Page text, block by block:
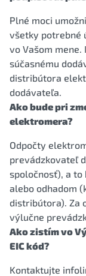
Plné moci
všetky potrebné
vo Vašom mene.
súčasnému
distribútora
dodávateľa.
Ako bude pri
elektromera?
Odpočty
prevádzkovateľ
spoločnosť), a
alebo odhadom
distribútora). Za
výlučne
Ako zistím vo
EIC kód?
Kontaktujte